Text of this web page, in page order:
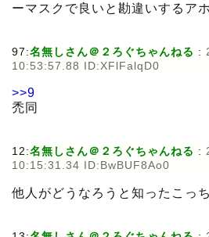
ーマスクで良いと勘違いするア
97:名無しさん＠２ろぐちゃんねる :
10:53:57.88 ID:XFlFalqD0
>>9
禿同
12:名無しさん＠２ろぐちゃんねる :
10:15:31.34 ID:BwBUF8Ao0
他人がどうなろうと知ったこっ